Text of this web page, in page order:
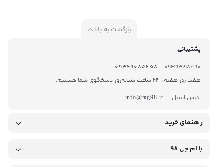
بازگشت به بالا
پشتیبانی
09393198490
09369085258
هفت روز هفته ، 24 ساعت شبانه‌روز پاسخگوی شما هستیم.
آدرس ایمیل:
info@mg98.ir
راهنمای خرید
با ام جی 98